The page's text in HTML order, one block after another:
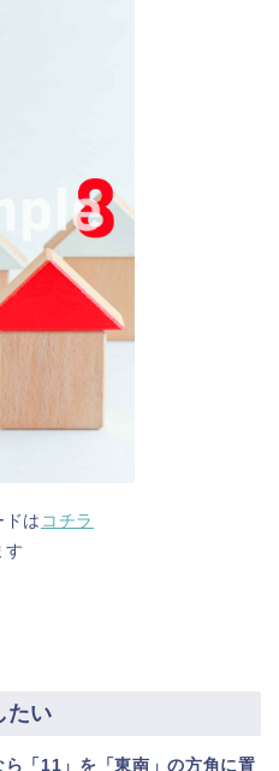
ドは コチラ
す
たい
「11」を「東南」の方角に置